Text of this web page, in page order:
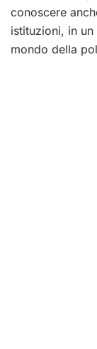
conoscere
istituzioni, in
mondo della